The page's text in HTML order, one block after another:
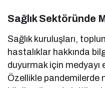
Sağlık Sektöründe
Sağlık kuruluşları,
hastalıklar hakkında
duyurmak için medyayı
Özellikle pandemilerde